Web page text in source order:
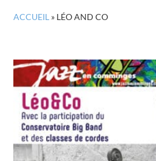
ACCUEIL » LÉO AND CO